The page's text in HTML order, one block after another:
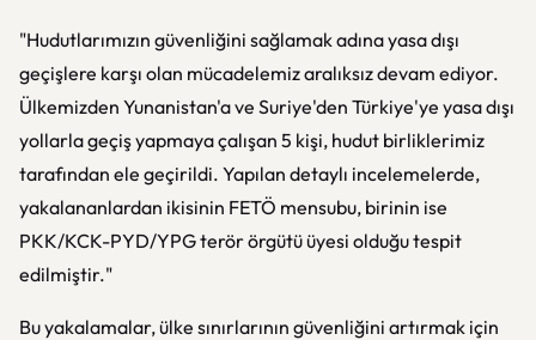
"Hudutlarımızın güvenliğini sağlamak adına yasa dışı
geçişlere karşı olan mücadelemiz aralıksız devam ediyor.
Ülkemizden Yunanistan'a ve Suriye'den Türkiye'ye yasa dışı
yollarla geçiş yapmaya çalışan 5 kişi, hudut birliklerimiz
tarafından ele geçirildi. Yapılan detaylı incelemelerde,
yakalananlardan ikisinin FETÖ mensubu, birinin ise
PKK/KCK-PYD/YPG terör örgütü üyesi olduğu tespit
edilmiştir."
Bu yakalamalar, ülke sınırlarının güvenliğini artırmak için